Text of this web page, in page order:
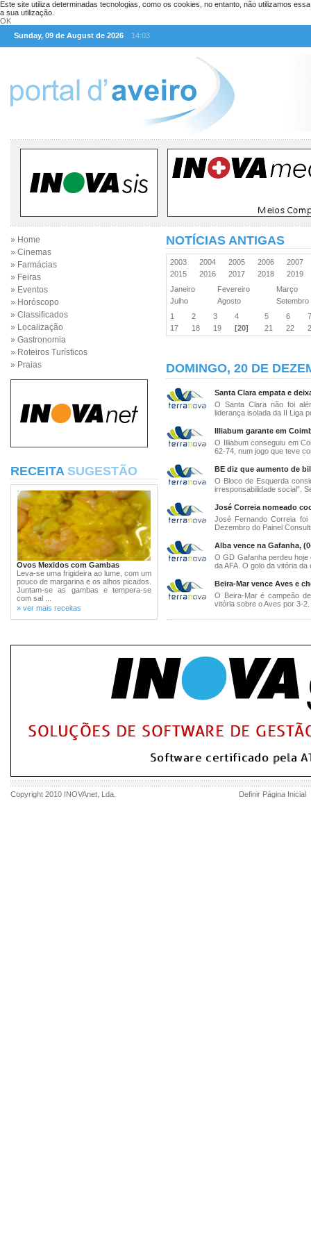
Este site utiliza determinadas tecnologias, como os cookies, no entanto, não utilizamos
a sua utilização.
OK
Sunday, 09 de August de 2026
14:03
» Home
» Cinemas
» Farmácias
» Feiras
» Eventos
» Horóscopo
» Classificados
» Localização
» Gastronomia
» Roteiros Turísticos
» Praias
RECEITA SUGESTÃO
Ovos Mexidos com Gambas
Leva-se uma frigideira ao lume, com um
pouco de margarina e os alhos picados.
Juntam-se as gambas e tempera-se
com sal ...
» ver mais receitas
NOTÍCIAS ANTIGAS
2003 2004 2005 2006
2007
2015
2016 2017 2018
2019
Janeiro
Fevereiro
Março
Julho
Agosto
1
2 3 4 5 6
17
18 19 [20] 21 22
DOMINGO, 20 DE
Santa Clara empata e
O Santa Clara não foi
liderança isolada da II Liga
Illiabum garante em
O Illiabum conseguiu em
62-74, num jogo que teve
BE diz que aumento de
O Bloco de Esquerda
irresponsabilidade social”.
José Correia nomeado
José Fernando Correia foi
Dezembro do Painel
Alba vence na Gafanha,
O GD Gafanha perdeu hoje
da AFA. O golo da vitória da
Beira-Mar vence Aves e
O Beira-Mar é campeão
vitória sobre o Aves por 3-
Copyright 2010 INOVAnet , Lda. Definir Página Inicial